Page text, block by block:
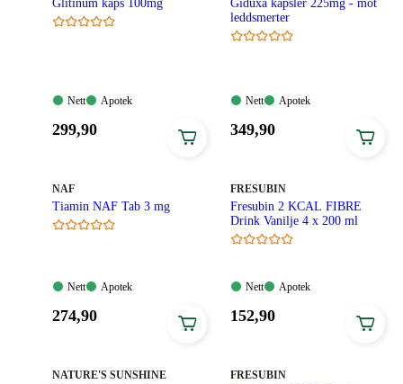
Glitinum kaps 100mg
Nett:
Nett
Apotek:
Apotek
Pris:
299,90
Giduxa kapsler 225mg - mot
leddsmerter
Nett:
Nett
Apotek:
Apotek
Pris:
349,90
MERKE
NAF
Tiamin NAF Tab 3 mg
Nett:
Nett
Apotek:
Apotek
Pris:
274,90
MERKE:
FRESUBIN
Fresubin 2 KCAL FIBRE
Drink Vanilje 4 x 200 ml
Nett:
Nett
Apotek:
Apotek
Pris:
152,90
MERKE:
NATURE'S SUNSHINE MERKE:
FRESUBIN